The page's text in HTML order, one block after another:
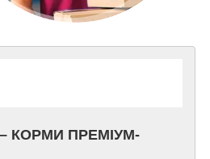
– КОРМИ ПРЕМІУМ-